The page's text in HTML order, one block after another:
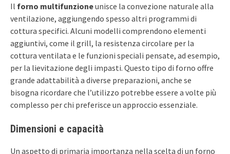
Il forno multifunzioneunisce la convezione naturale alla
ventilazione, aggiungendo spesso altri programmi di
cottura specifici. Alcuni modelli comprendono elementi
aggiuntivi, come il grill, la resistenza circolare per la
cottura ventilata e le funzioni speciali pensate, ad esempio,
per la lievitazione degli impasti. Questo tipo di forno offre
grande adattabilità a diverse preparazioni, anche se
bisogna ricordare che l’utilizzo potrebbe essere a volte più
complesso per chi preferisce un approccio essenziale.
Dimensioni e capacità
Un aspetto di primaria importanza nella scelta di un forno